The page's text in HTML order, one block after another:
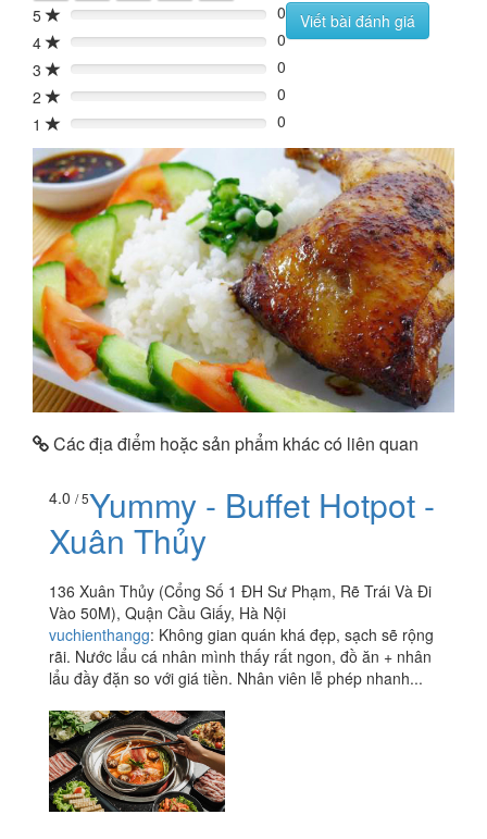
5 0%
0
4
0%
0
3
0%
0
2
0%
0
1
0% 0
Viết bài đánh giá
Các địa điểm hoặc sản phẩm khác có liên quan
4.0 / 5Yummy - Buffet Hotpot -
Xuân Thủy
136 Xuân Thủy (Cổng Số 1 ĐH Sư Phạm, Rẽ Trái Và Đi
Vào 50M), Quận Cầu Giấy, Hà Nội
vuchienthangg: Không gian quán khá đẹp, sạch sẽ rộng
rãi. Nước lẩu cá nhân mình thấy rất ngon, đồ ăn + nhân
lẩu đầy đặn so với giá tiền. Nhân viên lễ phép nhanh...